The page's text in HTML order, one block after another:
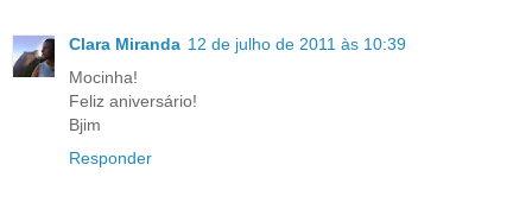
Clara Miranda 12 de julho de 2011 às 10:39
Mocinha!
Feliz aniversário!
Bjim
Responder